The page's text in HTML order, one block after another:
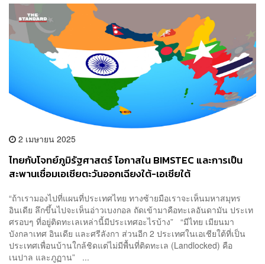
2 เมษายน 2025
ไทยกับโจทย์ภูมิรัฐศาสตร์ โอกาสใน BIMSTEC และการเป็น
สะพานเชื่อมเอเชียตะวันออกเฉียงใต้-เอเชียใต้
“ถ้าเรามองไปที่แผนที่ประเทศไทย ทางซ้ายมือเราจะเห็นมหาสมุทร
อินเดีย ลึกขึ้นไปจะเห็นอ่าวเบงกอล ถัดเข้ามาคือทะเลอันดามัน ประเท
ศรอบๆ ที่อยู่ติดทะเลเหล่านี้มีประเทศอะไรบ้าง” “มีไทย เมียนมา
บังกลาเทศ อินเดีย และศรีลังกา ส่วนอีก 2 ประเทศในเอเชียใต้ที่เป็น
ประเทศเพื่อนบ้านใกล้ชิดแต่ไม่มีพื้นที่ติดทะเล (Landlocked) คือ
เนปาล และภูฏาน” ...